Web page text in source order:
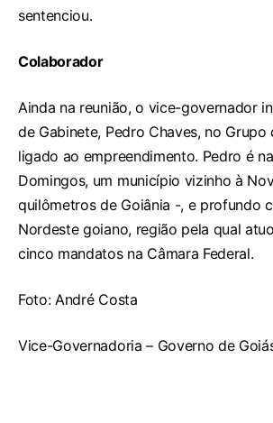
sentenciou.
Colaborador
Ainda na reunião, o vice-governador
de Gabinete, Pedro Chaves, no Grupo
ligado ao empreendimento. Pedro é
Domingos, um município vizinho à
quilômetros de Goiânia -, e profundo
Nordeste goiano, região pela qual
cinco mandatos na Câmara Federal.
Foto: André Costa
Vice-Governadoria – Governo de